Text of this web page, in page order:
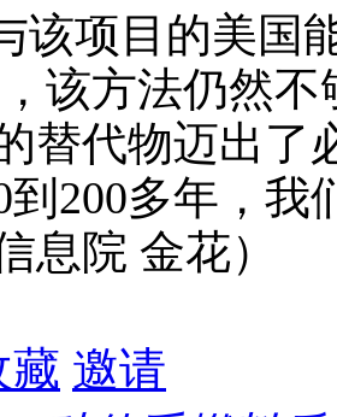
该项目的美国
该方法仍然
替代物迈出了
到 200多年，我
息院 金花）
藏 邀请